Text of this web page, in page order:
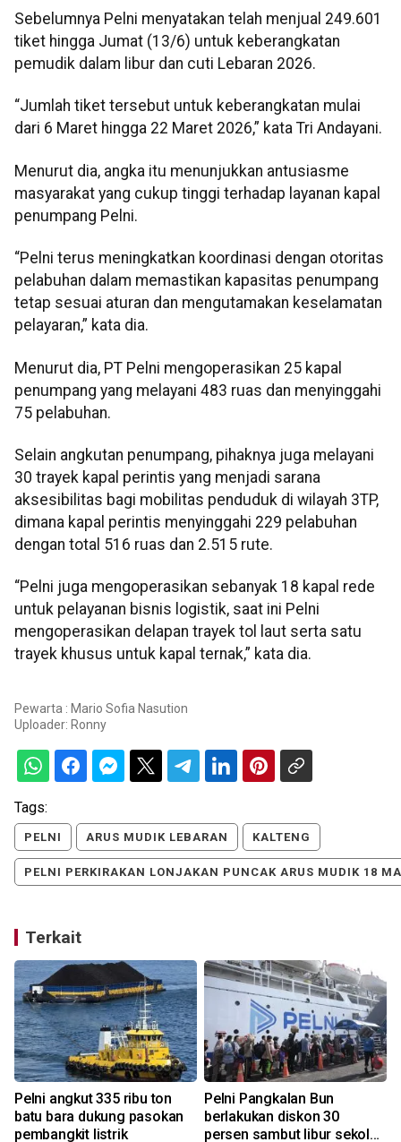
Sebelumnya Pelni menyatakan telah menjual 249.601
tiket hingga Jumat (13/6) untuk keberangkatan
pemudik dalam libur dan cuti Lebaran 2026.
“Jumlah tiket tersebut untuk keberangkatan mulai
dari 6 Maret hingga 22 Maret 2026,” kata Tri Andayani.
Menurut dia, angka itu menunjukkan antusiasme
masyarakat yang cukup tinggi terhadap layanan kapal
penumpang Pelni.
“Pelni terus meningkatkan koordinasi dengan otoritas
pelabuhan dalam memastikan kapasitas penumpang
tetap sesuai aturan dan mengutamakan keselamatan
pelayaran,” kata dia.
Menurut dia, PT Pelni mengoperasikan 25 kapal
penumpang yang melayani 483 ruas dan menyinggahi
75 pelabuhan.
Selain angkutan penumpang, pihaknya juga melayani
30 trayek kapal perintis yang menjadi sarana
aksesibilitas bagi mobilitas penduduk di wilayah 3TP,
dimana kapal perintis menyinggahi 229 pelabuhan
dengan total 516 ruas dan 2.515 rute.
“Pelni juga mengoperasikan sebanyak 18 kapal rede
untuk pelayanan bisnis logistik, saat ini Pelni
mengoperasikan delapan trayek tol laut serta satu
trayek khusus untuk kapal ternak,” kata dia.
Pewarta : Mario Sofia Nasution
Uploader: Ronny
Tags:
PELNI ARUS MUDIK LEBARAN KALTENG
PELNI PERKIRAKAN LONJAKAN PUNCAK ARUS MUDIK 18
Terkait
Pelni angkut 335 ribu ton
batu bara dukung pasokan
pembangkit listrik
Pelni Pangkalan Bun
berlakukan diskon 30
persen sambut libur sekolah